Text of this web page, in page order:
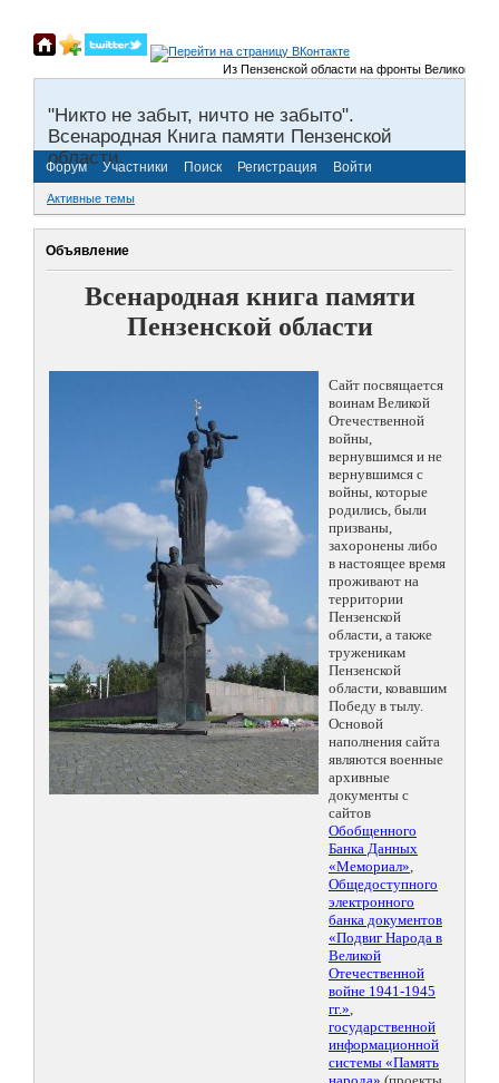
Из Пензенской области на фронты Великой
"Никто не забыт, ничто не забыто".
Всенародная Книга памяти Пензенской
области.
Форум Участники Поиск Регистрация Войти
Активные темы
Объявление
Всенародная книга памяти
Пензенской области
Сайт посвящается
воинам Великой
Отечественной
войны,
вернувшимся и не
вернувшимся с
войны, которые
родились, были
призваны,
захоронены либо
в настоящее время
проживают на
территории
Пензенской
области, а также
труженикам
Пензенской
области, ковавшим
Победу в тылу.
Основой
наполнения сайта
являются военные
архивные
документы с
сайтов
Обобщенного
Банка Данных
«Мемориал»,
Общедоступного
электронного
банка документов
«Подвиг Народа в
Великой
Отечественной
войне 1941-1945
гг.»,
государственной
информационной
системы «Память